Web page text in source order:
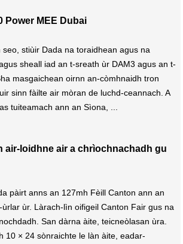
Power MEE Dubai
stiùir Dada na toraidhean agus na
sheall iad an t-sreath ùr DAM3 agus an t-
masgaichean oirnn an-còmhnaidh tron
sinn fàilte air mòran de luchd-ceannach. A
tuiteamach ann an Sìona, ...
air-loidhne air a chrìochnachadh gu
pàirt anns an 127mh Fèill Canton ann an
ùr. Làrach-lìn oifigeil Canton Fair gus na
San dàrna àite, teicneòlasan ùra.
10 × 24 sònraichte le làn àite, eadar-